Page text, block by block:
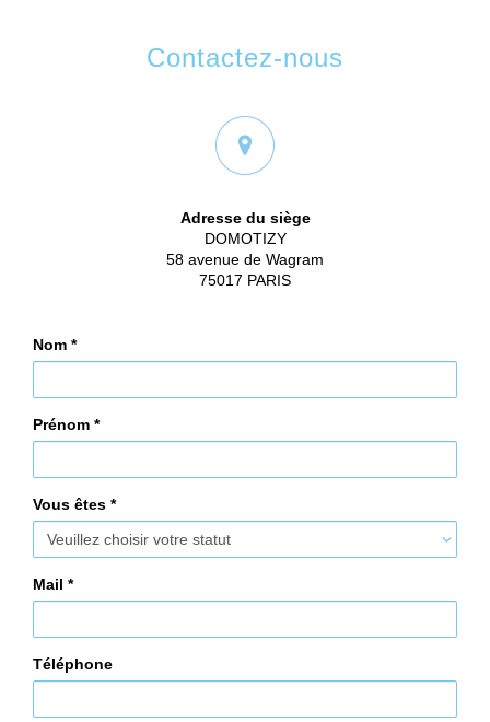
Contactez-nous
Adresse du siège
DOMOTIZY
58 avenue de Wagram
75017 PARIS
Nom *
Prénom *
Vous êtes *
Mail *
Téléphone